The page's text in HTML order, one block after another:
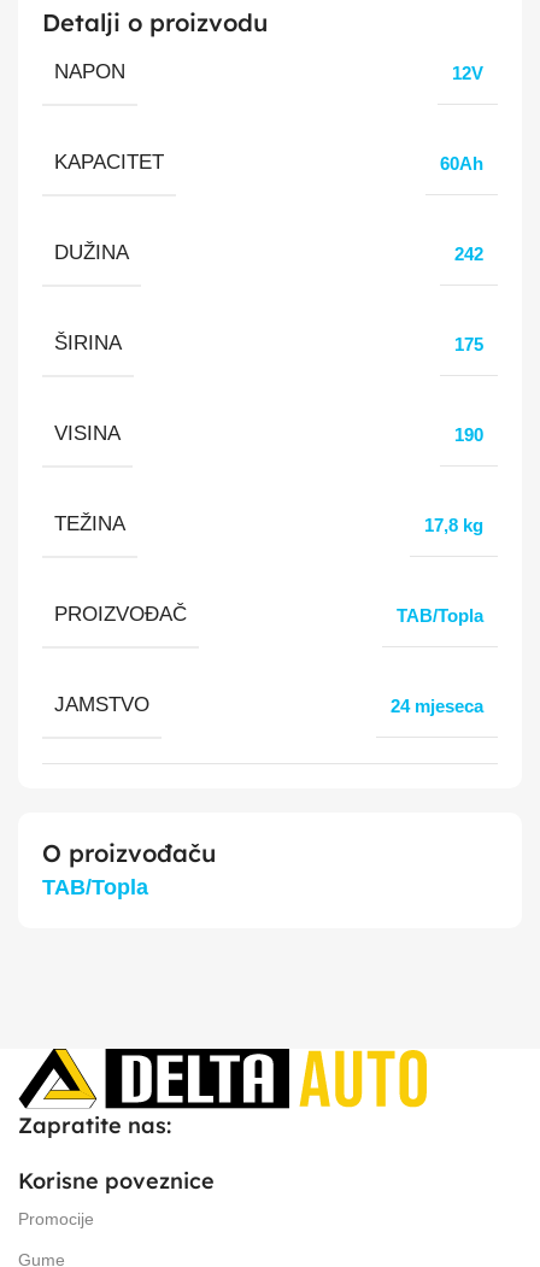
Detalji o proizvodu
NAPON 12V
KAPACITET 60Ah
DUŽINA 242
ŠIRINA 175
VISINA 190
TEŽINA 17,8 kg
PROIZVOĐAČ TAB/Topla
JAMSTVO 24 mjeseca
O proizvođaču
TAB/Topla
Zapratite nas:
Korisne poveznice
Promocije
Gume